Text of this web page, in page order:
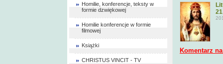
Homilie, konferencje, teksty w
formie dzwiękowej
Homilie konferencje w formie
filmowej
Książki
CHRISTUS VINCIT - TV
Komentarz